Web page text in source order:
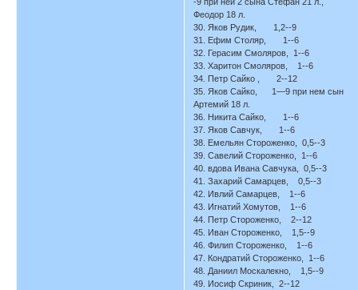
-9 при ней 2 сына Стефан 21 л.,
Феодор 18 л.
30. Яков Рудик, 1,2--9
31. Ефим Столяр, 1--6
32. Герасим Смоляров, 1--6
33. Харитон Смоляров, 1--6
34. Петр Сайко , 2--12
35. Яков Сайко, 1—9 при нем сын
Артемий 18 л.
36. Никита Сайко, 1--6
37. Яков Савчук, 1--6
38. Емельян Стороженко, 0,5--3
39. Савелий Стороженко, 1--6
40. вдова Ивана Савчука, 0,5--3
41. Захарий Самарцев, 0,5--3
42. Ивлий Самарцев, 1--6
43. Игнатий Хомутов, 1--6
44. Петр Стороженко, 2--12
45. Иван Стороженко, 1,5--9
46. Филип Стороженко, 1--6
47. Кондратий Стороженко, 1--6
48. Даниил Москалекно, 1,5--9
49. Иосиф Скриник, 2--12